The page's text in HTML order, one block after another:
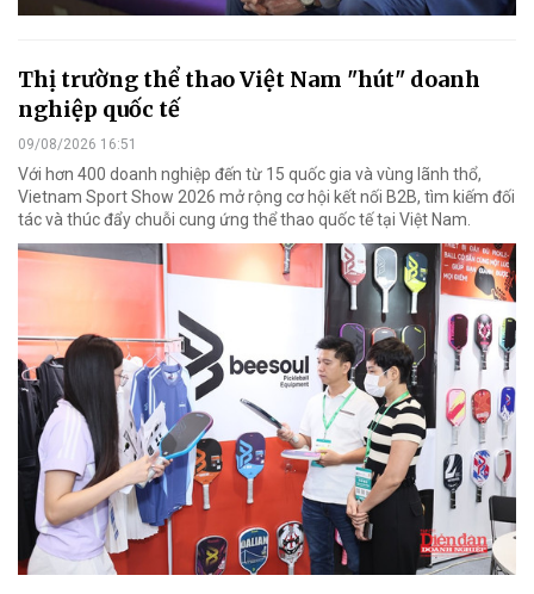
Thị trường thể thao Việt Nam "hút" doanh
nghiệp quốc tế
09/08/2026 16:51
Với hơn 400 doanh nghiệp đến từ 15 quốc gia và vùng lãnh thổ,
Vietnam Sport Show 2026 mở rộng cơ hội kết nối B2B, tìm kiếm đối
tác và thúc đẩy chuỗi cung ứng thể thao quốc tế tại Việt Nam.